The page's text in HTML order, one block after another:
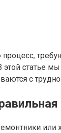
этой
с
или